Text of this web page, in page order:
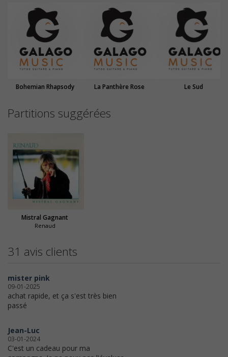
Bohemian Rhapsody La Panthère Rose Le Sud
Partitions suggérées
Mistral Gagnant
Renaud
31 avis clients
mister pink
09-01-2025
achat rapide, et ça s'est très bien
passé
Jean-Luc
03-01-2024
C'est un cadeau pour ma